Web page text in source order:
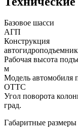
Базовое шасси
АГП
Конструкция
Рабочая высота
м
Модель автомобиля
ОТТС
Угол поворота
град.
Габаритные